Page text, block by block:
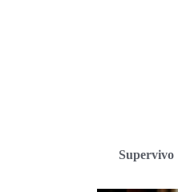
Supervivo